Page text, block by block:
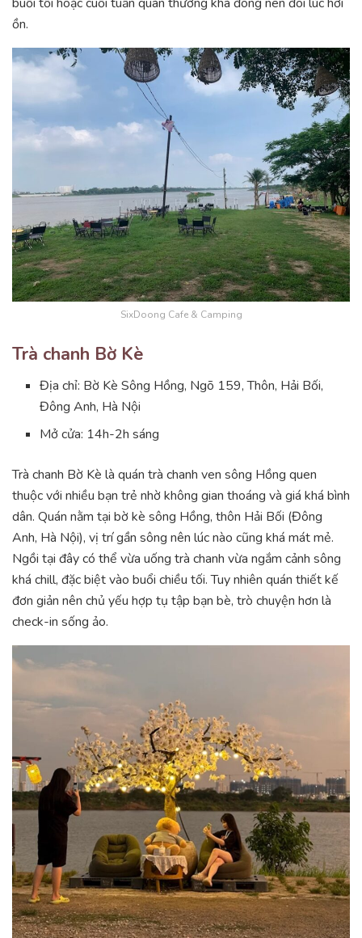
ồn.
SixDoong Cafe & Camping
Trà chanh Bờ Kè
Địa chỉ: Bờ Kè Sông Hồng, Ngõ 159, Thôn, Hải Bối,
Đông Anh, Hà Nội
Mở cửa: 14h-2h sáng
Trà chanh Bờ Kè là quán trà chanh ven sông Hồng quen
thuộc với nhiều bạn trẻ nhờ không gian thoáng và giá khá bình
dân. Quán nằm tại bờ kè sông Hồng, thôn Hải Bối (Đông
Anh, Hà Nội), vị trí gần sông nên lúc nào cũng khá mát mẻ.
Ngồi tại đây có thể vừa uống trà chanh vừa ngắm cảnh sông
khá chill, đặc biệt vào buổi chiều tối. Tuy nhiên quán thiết kế
đơn giản nên chủ yếu hợp tụ tập bạn bè, trò chuyện hơn là
check-in sống ảo.